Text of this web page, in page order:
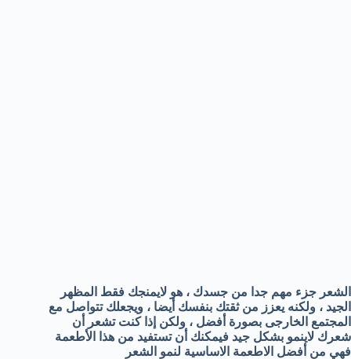
الشعر جزء مهم جدا من جسدك ، هو لايمنجك فقط المظهر
الجيد ، ولكنه يعزز من ثقتك بنفسك أيضا ، ويجعلك تتواصل مع
المجتمع الخارجى بصورة أفضل ، ولكن إذا كنت تشعر أن
شعرك لاينمو بشكل جيد فيمكنك أن تستفيد من هذا الأطعمة
فهي من أفضل الاطعمة الاساسية لنمو الشعر